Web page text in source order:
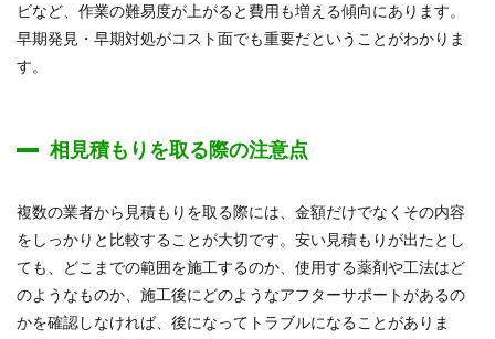
ビなど、作業の難易度が上がると費用も増える傾向にあります。
早期発見・早期対処がコスト面でも重要だということがわかりま
す。
相見積もりを取る際の注意点
複数の業者から見積もりを取る際には、金額だけでなくその内容
をしっかりと比較することが大切です。安い見積もりが出たとし
ても、どこまでの範囲を施工するのか、使用する薬剤や工法はど
のようなものか、施工後にどのようなアフターサポートがあるの
かを確認しなければ、後になってトラブルになることがありま